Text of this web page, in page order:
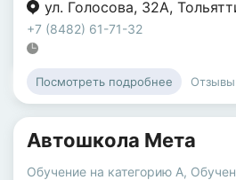
ул. Голосова, 32А,
+7 (8482) 61-71-32
Посмотреть подробнее Отзывы
Автошкола Мета
Обучение на категорию A,